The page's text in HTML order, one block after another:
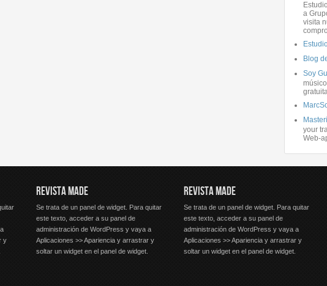
a
visita
Blog
Soy
your
Web-
y
REVISTA MADE
Se trata de un panel de widget. Para quitar
este texto, acceder a su panel de
administración de WordPress y vaya a
Aplicaciones >> Apariencia y arrastrar y
soltar un widget en el panel de widget.
REVISTA MADE
Se trata de un panel de widget. Para quitar
este texto, acceder a su panel de
administración de WordPress y vaya a
Aplicaciones >> Apariencia y arrastrar y
soltar un widget en el panel de widget.